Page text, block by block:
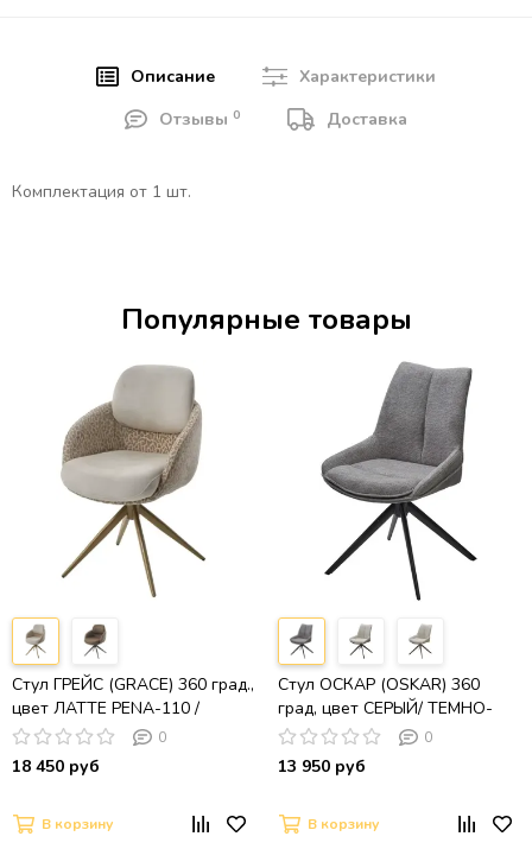
Описание
Характеристики
Отзывы 0 Доставка
Комплектация от 1 шт.
Популярные товары
Стул ГРЕЙС (GRACE) 360 град.,
цвет ЛАТТЕ PENA-110 /
HUNTER-120, ткань /
ШАМПАНЬ каркас
0
18 450 руб
В корзину
Стул ОСКАР (OSKAR) 360
град, цвет СЕРЫЙ/ ТЕМНО-
СЕРЫЙ (KN01-03 / BZ1046-02)
/ ЧЕРНЫЙ каркас, ®DISAUR
0
13 950 руб
В корзину